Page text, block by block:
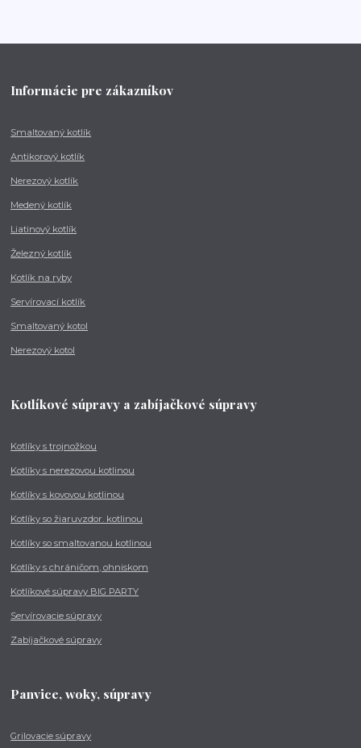
Informácie pre zákazníkov
Smaltovaný kotlík
Antikorový kotlík
Nerezový kotlík
Medený kotlík
Liatinový kotlík
Železný kotlík
Kotlík na ryby
Servírovací kotlík
Smaltovaný kotol
Nerezový kotol
Kotlíkové súpravy a zabíjačkové súpravy
Kotlíky s trojnožkou
Kotlíky s nerezovou kotlinou
Kotlíky s kovovou kotlinou
Kotlíky so žiaruvzdor. kotlinou
Kotlíky so smaltovanou kotlinou
Kotlíky s chráničom, ohniskom
Kotlíkové súpravy BIG PARTY
Servírovacie súpravy
Zabíjačkové súpravy
Panvice, woky, súpravy
Grilovacie súpravy